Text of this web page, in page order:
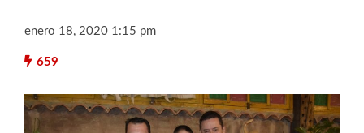
enero 18, 2020 1:15 pm
659